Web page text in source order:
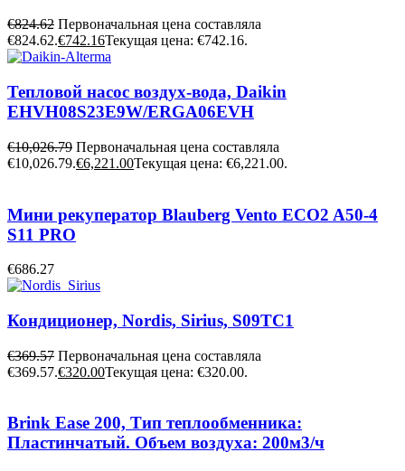
€824.62 Первоначальная цена составляла
€824.62.€742.16Текущая цена: €742.16.
Тепловой насос воздух-вода, Daikin
EHVH08S23E9W/ERGA06EVH
€10,026.79 Первоначальная цена составляла
€10,026.79.€6,221.00Текущая цена: €6,221.00.
Мини рекуператор Blauberg Vento ECO2 A50-4
S11 PRO
€686.27
Кондиционер, Nordis, Sirius, S09TC1
€369.57 Первоначальная цена составляла
€369.57.€320.00Текущая цена: €320.00.
Brink Ease 200, Тип теплообменника:
Пластинчатый. Объем воздуха: 200м3/ч